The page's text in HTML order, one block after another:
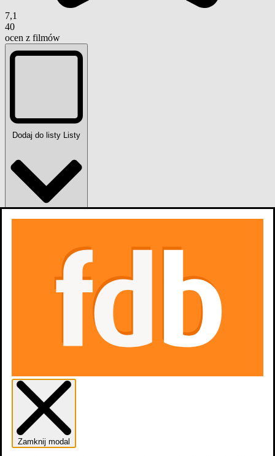
7,1
40
ocen z filmów
Dodaj do listy Listy
Święty: Prawdziwy potwór 5x6
Zamknij modal